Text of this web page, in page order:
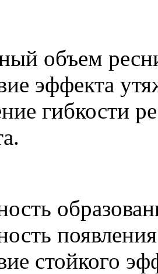
объем
эффекта
гибкости
стойкого